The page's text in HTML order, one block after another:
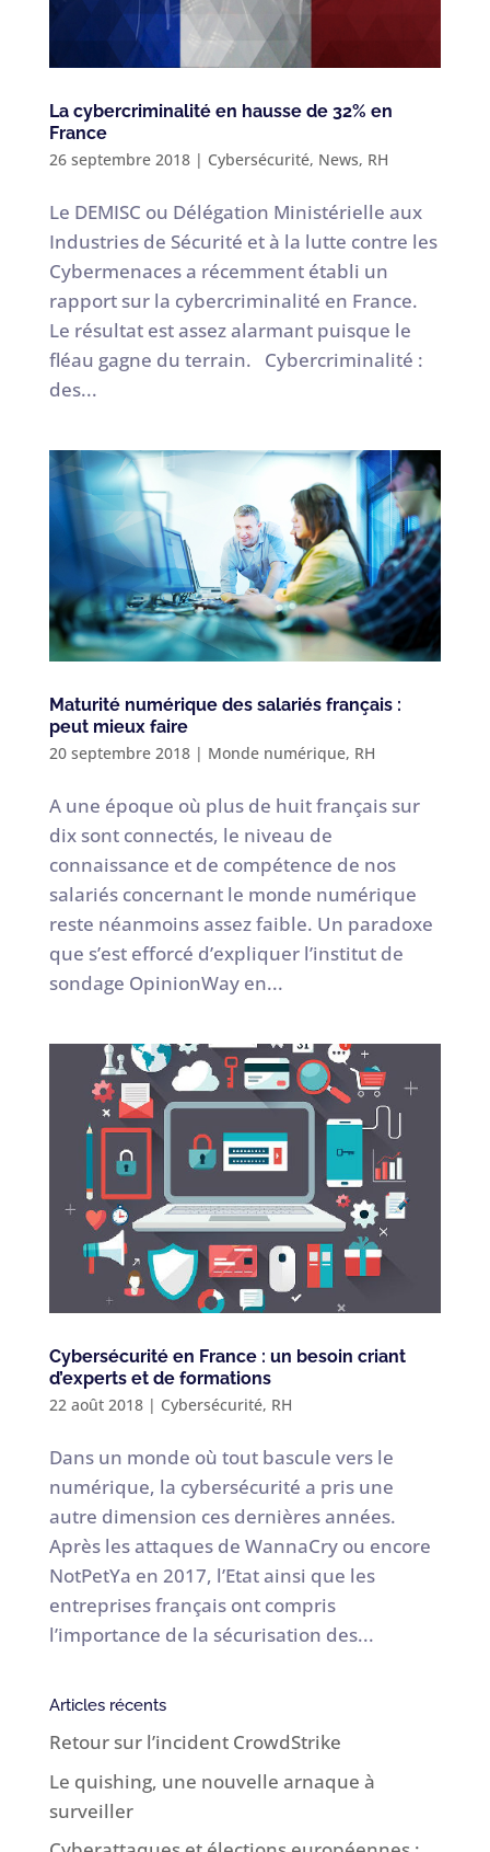
La cybercriminalité en hausse de 32% en
France
26 septembre 2018| Cybersécurité, News, RH
Le DEMISC ou Délégation Ministérielle aux
Industries de Sécurité et à la lutte contre les
Cybermenaces a récemment établi un
rapport sur la cybercriminalité en France.
Le résultat est assez alarmant puisque le
fléau gagne du terrain. Cybercriminalité :
des...
Maturité numérique des salariés français :
peut mieux faire
20 septembre 2018| Monde numérique, RH
A une époque où plus de huit français sur
dix sont connectés, le niveau de
connaissance et de compétence de nos
salariés concernant le monde numérique
reste néanmoins assez faible. Un paradoxe
que s’est efforcé d’expliquer l’institut de
sondage OpinionWay en...
Cybersécurité en France : un besoin criant
d’experts et de formations
22 août 2018| Cybersécurité, RH
Dans un monde où tout bascule vers le
numérique, la cybersécurité a pris une
autre dimension ces dernières années.
Après les attaques de WannaCry ou encore
NotPetYa en 2017, l’Etat ainsi que les
entreprises français ont compris
l’importance de la sécurisation des...
Articles récents
Retour sur l’incident CrowdStrike
Le quishing, une nouvelle arnaque à
surveiller